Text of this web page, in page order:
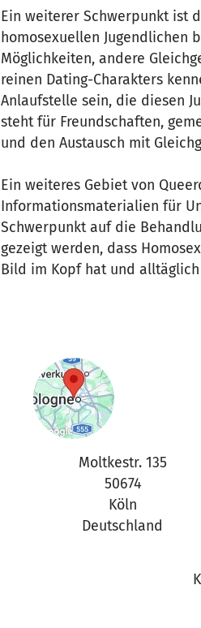
Ein weiterer Schwerpunkt ist
homosexuellen Jugendlichen
Möglichkeiten, andere
reinen Dating-Charakters
Anlaufstelle sein, die diesen
steht für Freundschaften,
und den Austausch mit
Ein weiteres Gebiet von
Informationsmaterialien für
Schwerpunkt auf die
gezeigt werden, dass
Bild im Kopf hat und
Moltkestr. 135
50674
Köln
Deutschland